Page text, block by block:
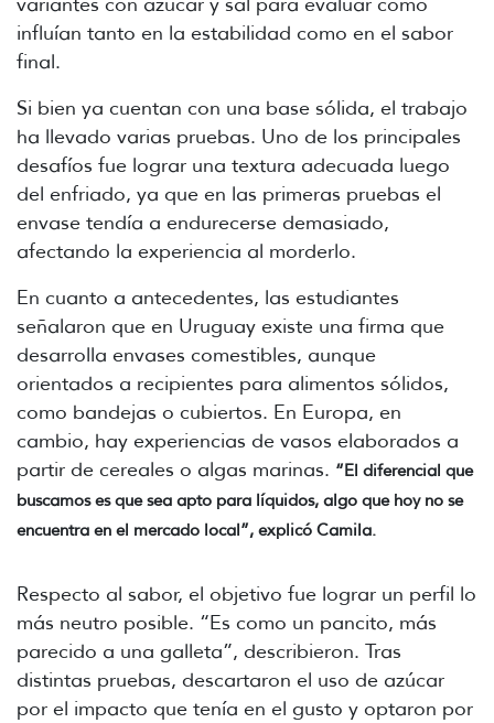
influían tanto en la estabilidad como en el sabor
final.
Si bien ya cuentan con una base sólida, el trabajo
ha llevado varias pruebas. Uno de los principales
desafíos fue lograr una textura adecuada luego
del enfriado, ya que en las primeras pruebas el
envase tendía a endurecerse demasiado,
afectando la experiencia al morderlo.
En cuanto a antecedentes, las estudiantes
señalaron que en Uruguay existe una firma que
desarrolla envases comestibles, aunque
orientados a recipientes para alimentos sólidos,
como bandejas o cubiertos. En Europa, en
cambio, hay experiencias de vasos elaborados a
partir de cereales o algas marinas. “El diferencial que
buscamos es que sea apto para líquidos, algo que hoy no se
encuentra en el mercado local”, explicó Camila.
Respecto al sabor, el objetivo fue lograr un perfil lo
más neutro posible. “Es como un pancito, más
parecido a una galleta”, describieron. Tras
distintas pruebas, descartaron el uso de azúcar
por el impacto que tenía en el gusto y optaron por